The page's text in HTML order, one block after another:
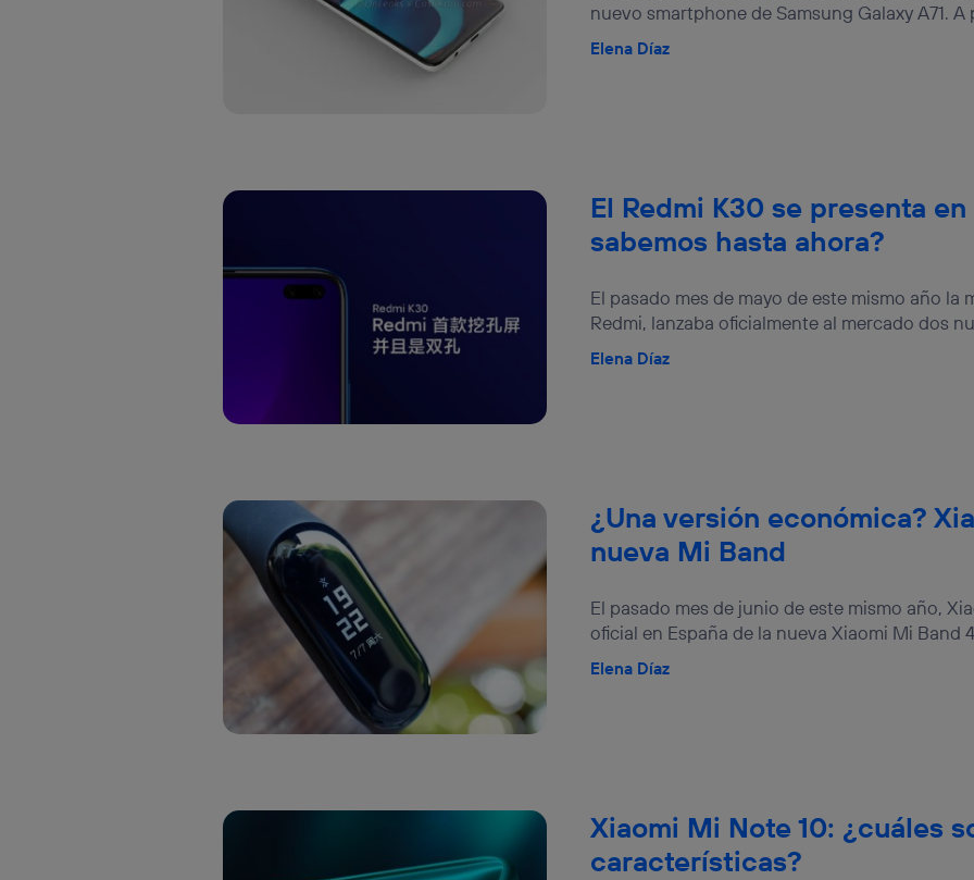
nuevo smartphone de Samsung Galaxy A71. A
Elena Díaz
El Redmi K30 se presenta
sabemos hasta ahora?
El pasado mes de mayo de este mismo año la
Redmi, lanzaba oficialmente al mercado dos
Elena Díaz
¿Una versión económica?
nueva Mi Band
El pasado mes de junio de este mismo año,
oficial en España de la nueva Xiaomi Mi Band
Elena Díaz
Xiaomi Mi Note 10: ¿cuáles
características?